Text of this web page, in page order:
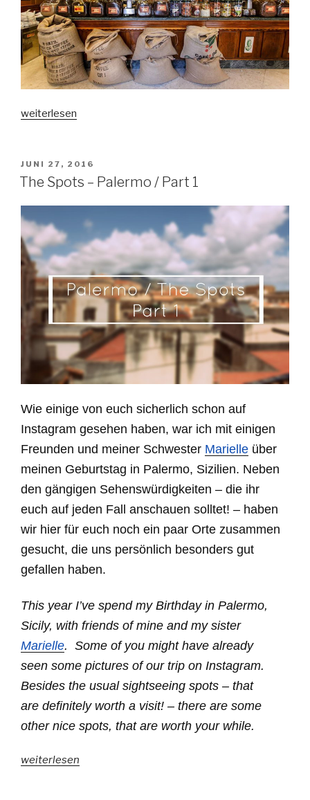
„The
Palermo
/
2“
weiterlesen
VERÖFFENTLICHT
AM
JUNI 27, 2016
The Spots – Palermo / Part 1
Wie einige von euch sicherlich schon auf
Instagram gesehen haben, war ich mit einigen
Freunden und meiner Schwester Marielle über
meinen Geburtstag in Palermo, Sizilien. Neben
den gängigen Sehenswürdigkeiten – die ihr
euch auf jeden Fall anschauen solltet! – haben
wir hier für euch noch ein paar Orte zusammen
gesucht, die uns persönlich besonders gut
gefallen haben.
This year I’ve spend my Birthday in Palermo,
Sicily, with friends of mine and my sister
Marielle. Some of you might have already
seen some pictures of our trip on Instagram.
Besides the usual sightseeing spots – that
are definitely worth a visit! – there are some
other nice spots, that are worth your while.
„The
weiterlesen